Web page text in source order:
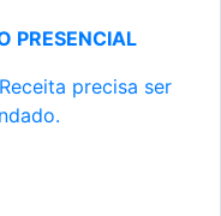
PRESENCIAL
precisa ser